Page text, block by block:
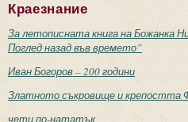
Краезнание
За летописната книга на Божанка
Поглед назад във времето”
Иван Богоров – 200 години
Златното съкровище и крепостта
чети по-нататък